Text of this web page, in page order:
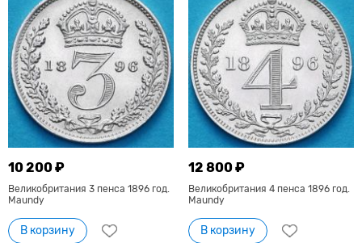
10 200 ₽
Великобритания 3 пенса 1896 год.
Maundy
В корзину
12 800 ₽
Великобритания 4 пенса 1896 год.
Maundy
В корзину